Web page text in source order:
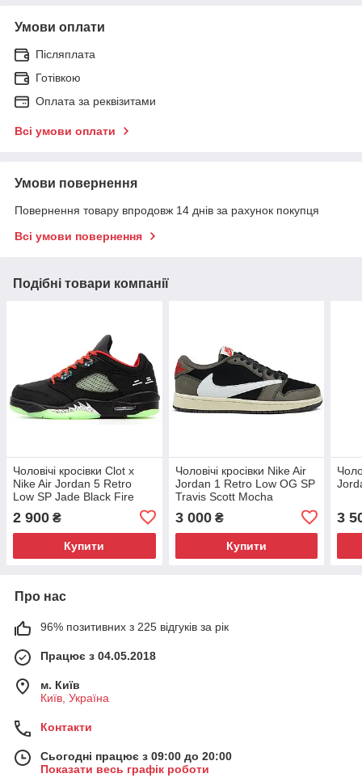
Умови оплати
Післяплата
Готівкою
Оплата за реквізитами
Всі умови оплати
Умови повернення
Повернення товару впродовж 14 днів за рахунок покупця
Всі умови повернення
Подібні товари компанії
Чоловічі кросівки Clot x
Nike Air Jordan 5 Retro
Low SP Jade Black Fire
2 900 ₴
Купити
Чоловічі кросівки Nike Air
Jordan 1 Retro Low OG SP
Travis Scott Mocha
3 000₴
Купити
3
Про нас
96% позитивних з 225 відгуків за рік
Працює з 04.05.2018
м. Київ
Київ, Україна
Контакти
Сьогодні працює з 09:00 до 20:00
Показати весь графік роботи